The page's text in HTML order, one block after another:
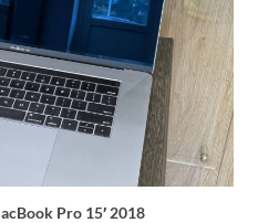
Pro 15′ 2018